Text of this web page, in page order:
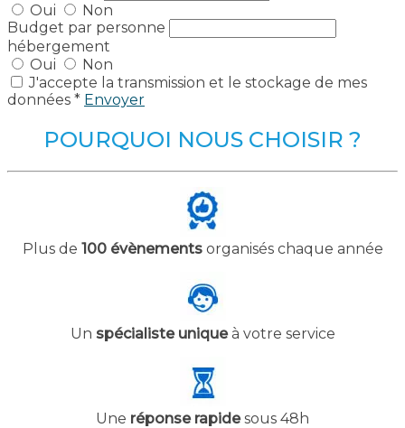
Oui
Non
Budget par personne
hébergement
Oui
Non
J'accepte la transmission et le stockage de mes
données * Envoyer
POURQUOI NOUS CHOISIR ?
Plus de 100 évènementsorganisés chaque année
Un spécialiste uniqueà votre service
Une réponse rapidesous 48h